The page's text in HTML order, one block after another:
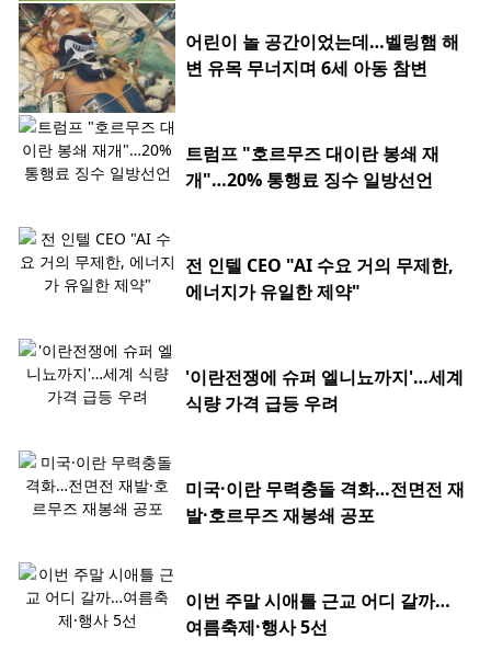
어린이 놀 공간이었는데…벨링햄 해
변 유목 무너지며 6세 아동 참변
트럼프 "호르무즈 대이란 봉쇄 재
개"…20% 통행료 징수 일방선언
전 인텔 CEO "AI 수요 거의 무제한,
에너지가 유일한 제약"
'이란전쟁에 슈퍼 엘니뇨까지'…세계
식량 가격 급등 우려
미국·이란 무력충돌 격화…전면전 재
발·호르무즈 재봉쇄 공포
이번 주말 시애틀 근교 어디 갈까…
여름축제·행사 5선